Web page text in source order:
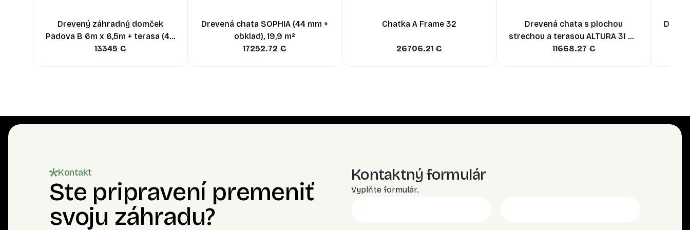
Drevený záhradný domček
Padova B 6m x 6,5m + terasa (44
mm)
13345 €
Drevená chata SOPHIA (44 mm +
obklad), 19,9 m²
17252.72 €
Chatka A Frame 32
26706.21 €
Drevená chata s plochou
strechou a terasou ALTURA 31 m²
+ 8 m² s (44 mm)
11668.27 €
Kontakt
Ste pripravení premeniť
svoju záhradu?
Kontaktný formulár
Vyplňte formulár.